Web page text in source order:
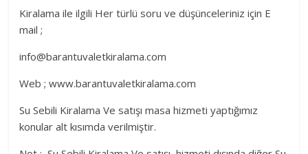
Kiralama ile ilgili Her türlü soru ve düşünceleriniz için E
mail ;
info@barantuvaletkiralama.com
Web ; www.barantuvaletkiralama.com
Su Sebili Kiralama Ve satışı masa hizmeti yaptığımız
konular alt kısımda verilmiştir.